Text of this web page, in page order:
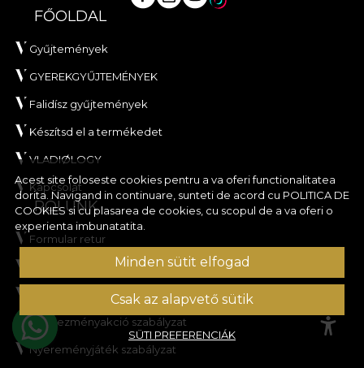
Acest site foloseste cookies pentru a va oferi functionalitatea
dorita. Navigand in continuare, sunteti de acord cu POLITICA DE
COOKIESsi cu plasarea de cookies, cu scopul de a va oferi o
experienta imbunatatita.
Minden sütit elfogad
Csak az alapvető sütik
SÜTI PREFERENCIÁK
FŐOLDAL
Gyűjtemények
GYEREKGYŰJTEMÉNYEK
Falidísz gyűjtemények
Készítsd el a termékedet
VLADIØLOGY
Kapcsolat
RÓLUNK
Formular retur
Általános szerződési feltételek
Kedvezményakció szabályzat
Nyereményjáték szabályzat